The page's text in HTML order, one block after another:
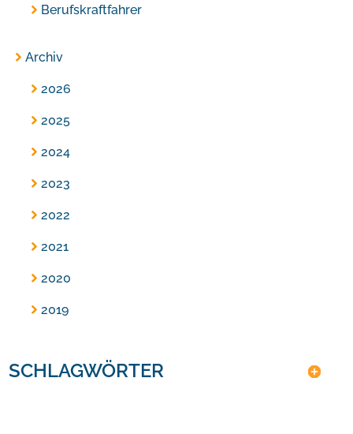
Berufskraftfahrer
Archiv
2026
2025
2024
2023
2022
2021
2020
2019
SCHLAGWÖRTER